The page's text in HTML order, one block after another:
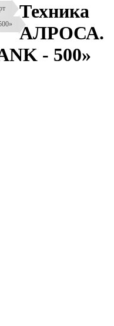
Техника
АЛРОСА.
- 500»